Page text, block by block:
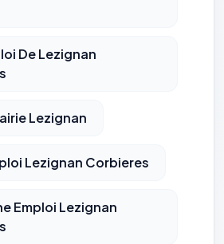
De Lezignan
Lezignan
Lezignan Corbieres
Emploi Lezignan
TOUJOURS ACTIF